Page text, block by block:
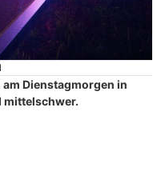
Dienstagmorgen in
mittelschwer.